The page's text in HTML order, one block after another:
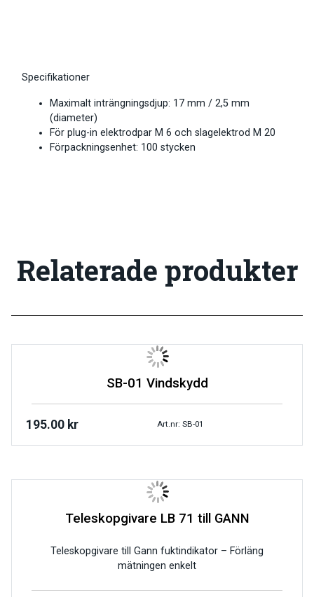
Specifikationer
Maximalt inträngningsdjup: 17 mm / 2,5 mm
(diameter)
För plug-in elektrodpar M 6 och slagelektrod M 20
Förpackningsenhet: 100 stycken
Relaterade produkter
SB-01 Vindskydd
195.00 kr Art.nr: SB-01
Teleskopgivare LB 71 till GANN
Teleskopgivare till Gann fuktindikator – Förläng
mätningen enkelt